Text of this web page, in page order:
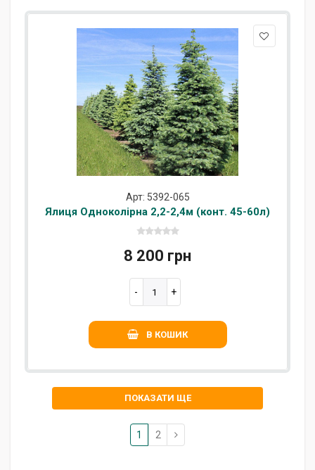
Арт: 5392-065
Ялиця Одноколірна 2,2-2,4м (конт. 45-60л)
8 200 грн
В КОШИК
ПОКАЗАТИ ЩЕ
1 2